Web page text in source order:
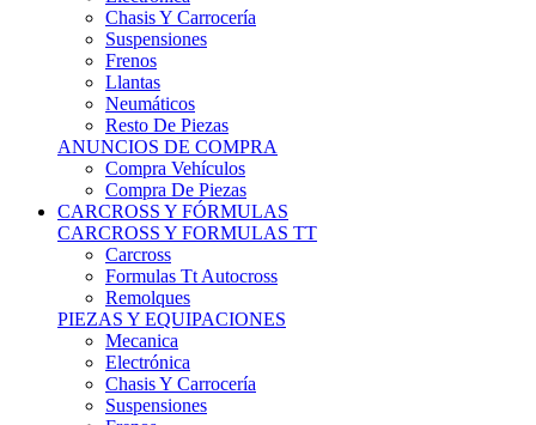
Suspensiones
Frenos
Llantas
Neumáticos
Resto De Piezas
ANUNCIOS DE COMPRA
Compra Vehículos
Compra De Piezas
CARCROSS Y FÓRMULAS
CARCROSS Y FORMULAS TT
Carcross
Formulas Tt Autocross
Remolques
PIEZAS Y EQUIPACIONES
Mecanica
Electrónica
Chasis Y Carrocería
Suspensiones
Frenos
Llantas